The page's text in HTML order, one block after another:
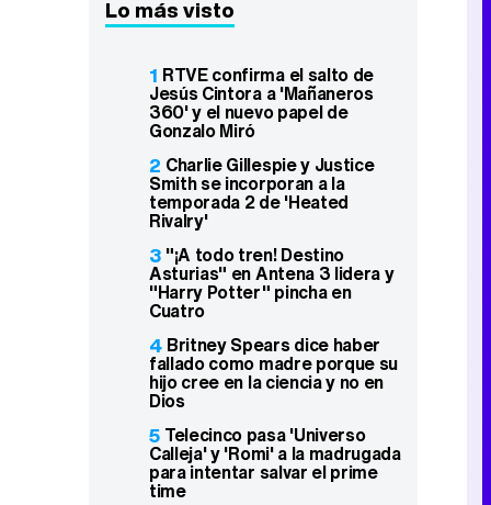
Lo más visto
1 RTVE confirma el salto de
Jesús Cintora a 'Mañaneros
360' y el nuevo papel de
Gonzalo Miró
2 Charlie Gillespie y Justice
Smith se incorporan a la
temporada 2 de 'Heated
Rivalry'
3 "¡A todo tren! Destino
Asturias" en Antena 3 lidera y
"Harry Potter" pincha en
Cuatro
4 Britney Spears dice haber
fallado como madre porque su
hijo cree en la ciencia y no en
Dios
5 Telecinco pasa 'Universo
Calleja' y 'Romi' a la madrugada
para intentar salvar el prime
time